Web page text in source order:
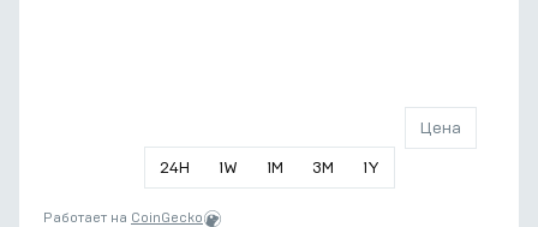
24H 1W 1M 3M 1Y
Цена
Работает на CoinGecko